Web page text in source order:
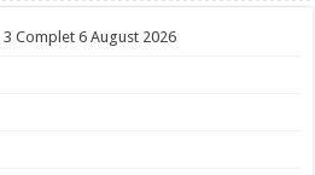
Complet 6 August 2026